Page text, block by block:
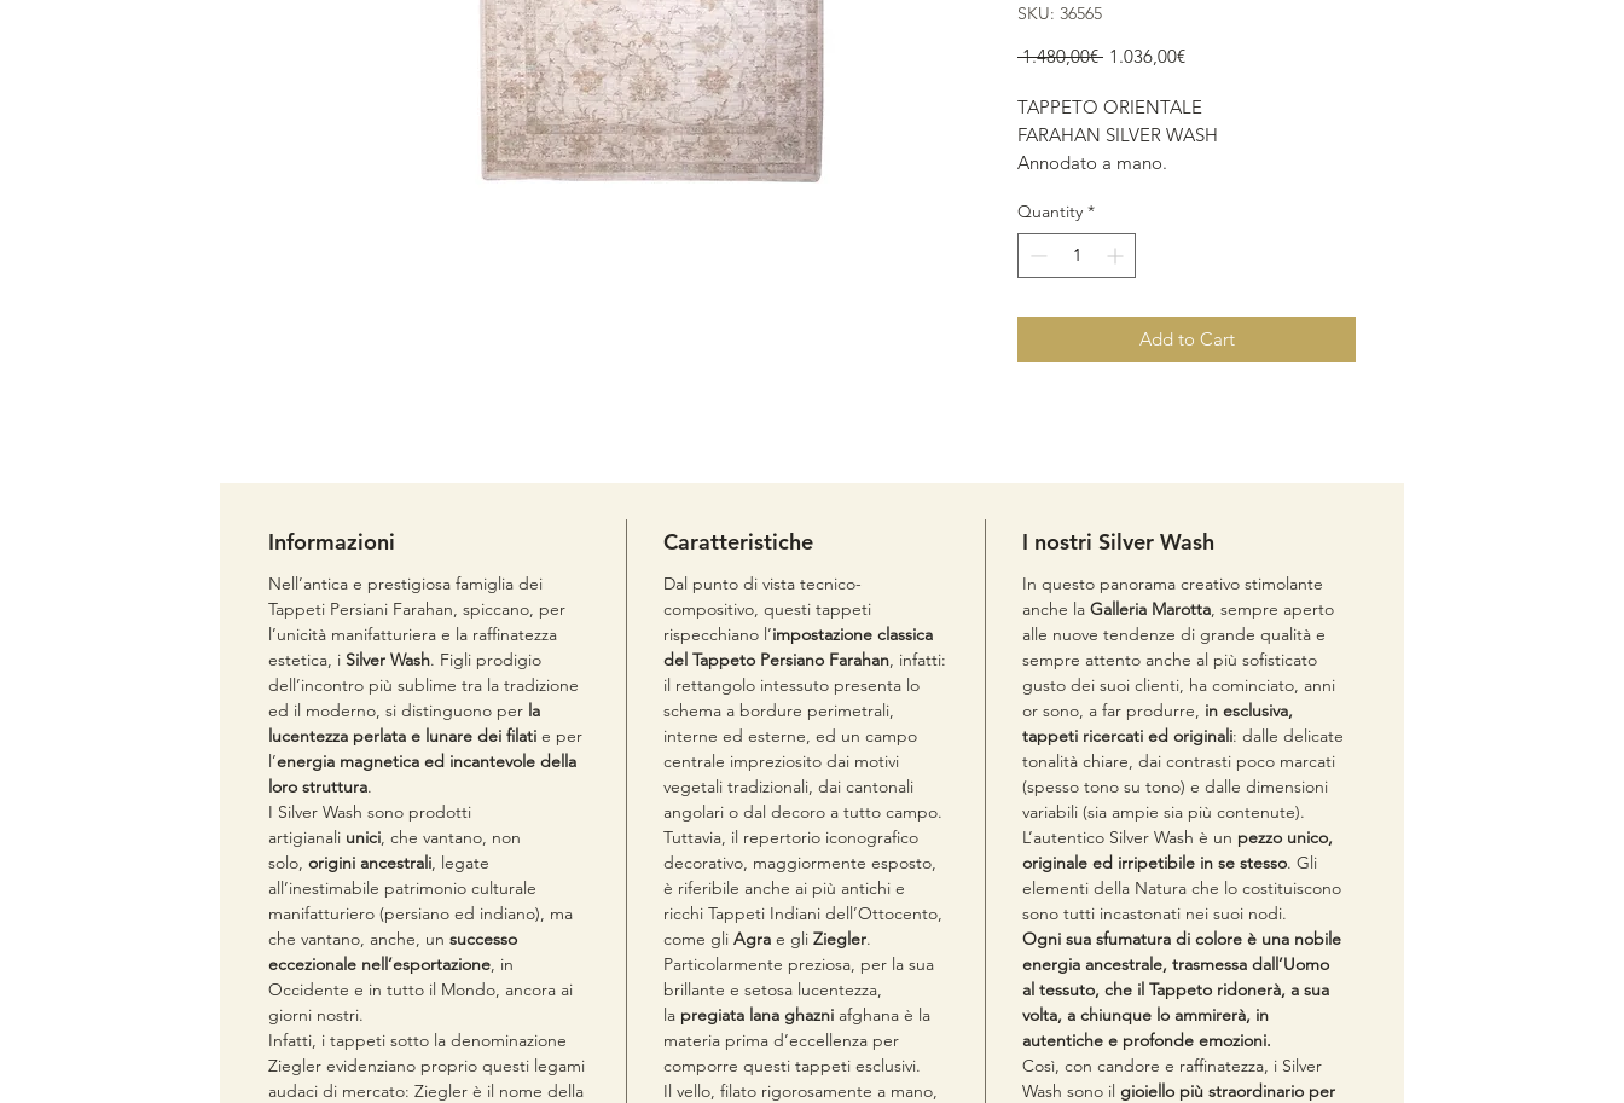
SKU: 36565
1.480,00€ Regular
1.036,00€Sale
TAPPETO ORIENTALE
FARAHAN SILVER WASH
Annodato a mano.
- Disegno: floreale
- Colori: naturali (minerali e vegetali)
- Materiale: lana Ghazni su cotone
Quantity *
Add to Cart
Informazioni
Nell’antica e prestigiosa famiglia dei
Tappeti Persiani Farahan, spiccano, per
l’unicità manifatturiera e la raffinatezza
estetica, i Silver Wash. Figli prodigio
dell’incontro più sublime tra la tradizione
ed il moderno, si distinguono per la
lucentezza perlata e lunare dei filati e per
l’energia magnetica ed incantevole della
loro struttura.
I Silver Wash sono prodotti
artigianali unici, che vantano, non
solo, origini ancestrali, legate
all’inestimabile patrimonio culturale
manifatturiero (persiano ed indiano), ma
che vantano, anche, un successo
eccezionale nell’esportazione, in
Occidente e in tutto il Mondo, ancora ai
giorni nostri.
Infatti, i tappeti sotto la denominazione
Ziegler evidenziano proprio questi legami
audaci di mercato: Ziegler è il nome della
Caratteristiche
Dal punto di vista tecnico-
compositivo, questi tappeti
rispecchiano l’impostazione classica
del Tappeto Persiano Farahan, infatti:
il rettangolo intessuto presenta lo
schema a bordure perimetrali,
interne ed esterne, ed un campo
centrale impreziosito dai motivi
vegetali tradizionali, dai cantonali
angolari o dal decoro a tutto campo.
Tuttavia, il repertorio iconografico
decorativo, maggiormente esposto,
è riferibile anche ai più antichi e
ricchi Tappeti Indiani dell’Ottocento,
come gli Agra e gli Ziegler.
Particolarmente preziosa, per la sua
brillante e setosa lucentezza,
la pregiata lana ghazni afghana è la
materia prima d’eccellenza per
comporre questi tappeti esclusivi.
Il vello, filato rigorosamente a mano,
I nostri Silver Wash
In questo panorama creativo stimolante
anche la Galleria Marotta, sempre aperto
alle nuove tendenze di grande qualità e
sempre attento anche al più sofisticato
gusto dei suoi clienti, ha cominciato, anni
or sono, a far produrre, in esclusiva,
tappeti ricercati ed originali: dalle delicate
tonalità chiare, dai contrasti poco marcati
(spesso tono su tono) e dalle dimensioni
variabili (sia ampie sia più contenute).
L’autentico Silver Wash è un pezzo unico,
originale ed irripetibile in se stesso. Gli
elementi della Natura che lo costituiscono
sono tutti incastonati nei suoi nodi.
Ogni sua sfumatura di colore è una nobile
energia ancestrale, trasmessa dall’Uomo
al tessuto, che il Tappeto ridonerà, a sua
volta, a chiunque lo ammirerà, in
autentiche e profonde emozioni.
Così, con candore e raffinatezza, i Silver
Wash sono il gioiello più straordinario per